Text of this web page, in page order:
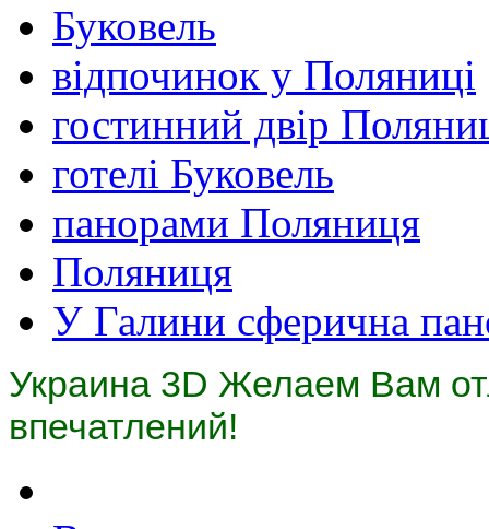
Буковель
відпочинок у Поляниці
гостинний двір
готелі Буковель
панорами Поляниця
Поляниця
У Галини сферична
Украина 3D Желаем Вам
впечатлений!